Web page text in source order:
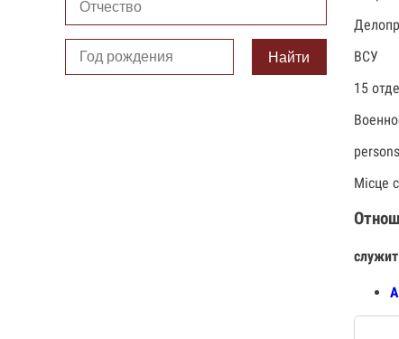
Найти
ВСУ
15
Місце